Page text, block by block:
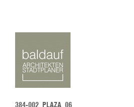
384-002_PLAZA_06